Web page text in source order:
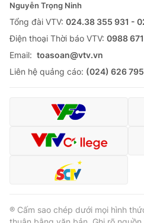
Nguyễn Trọng Ninh
Tổng đài VTV: 024.38 355 931 -
Ðiện thoại Thời báo VTV: 0988
Email: toasoan@vtv.vn
Liên hệ quảng cáo: (024) 626
® Cấm sao chép dưới mọi hình